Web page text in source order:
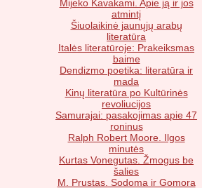
Mijeko Kavakami. Apie ją ir jos
atmintį
Šiuolaikinė jaunųjų arabų
literatūra
Italės literatūroje: Prakeiksmas
baime
Dendizmo poetika: literatūra ir
mada
Kinų literatūra po Kultūrinės
revoliucijos
Samurajai: pasakojimas apie 47
roninus
Ralph Robert Moore. Ilgos
minutės
Kurtas Vonegutas. Žmogus be
šalies
M. Prustas. Sodoma ir Gomora